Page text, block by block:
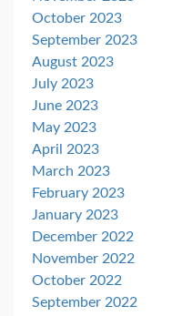
October 2023
September 2023
August 2023
July 2023
June 2023
May 2023
April 2023
March 2023
February 2023
January 2023
December 2022
November 2022
October 2022
September 2022